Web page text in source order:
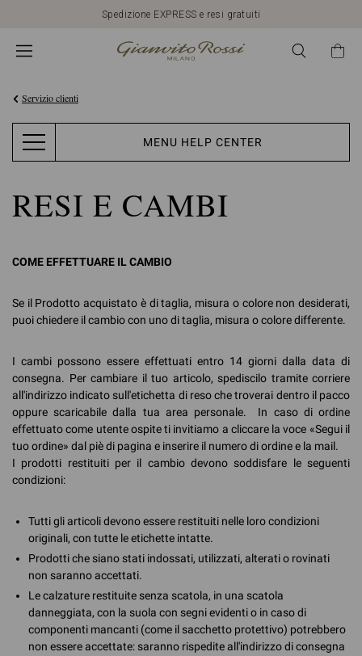
Spedizione EXPRESS e resi gratuiti
Servizio clienti
MENU HELP CENTER
RESI E CAMBI
COME EFFETTUARE IL CAMBIO
Se il Prodotto acquistato è di taglia, misura o colore non desiderati,
puoi chiedere il cambio con uno di taglia, misura o colore differente.
I cambi possono essere effettuati entro 14 giorni dalla data di
consegna. Per cambiare il tuo articolo, spediscilo tramite corriere
all'indirizzo indicato sull'etichetta di reso che troverai dentro il pacco
oppure scaricabile dalla tua area personale. In caso di ordine
effettuato come utente ospite ti invitiamo a cliccare la voce «Segui il
tuo ordine» dal piè di pagina e inserire il numero di ordine e la mail.
I prodotti restituiti per il cambio devono soddisfare le seguenti
condizioni:
Tutti gli articoli devono essere restituiti nelle loro condizioni
originali, con tutte le etichette intatte.
Prodotti che siano stati indossati, utilizzati, alterati o rovinati
non saranno accettati.
Le calzature restituite senza scatola, in una scatola
danneggiata, con la suola con segni evidenti o in caso di
componenti mancanti (come il sacchetto protettivo) potrebbero
non essere accettate: saranno rispedite all'indirizzo di consegna